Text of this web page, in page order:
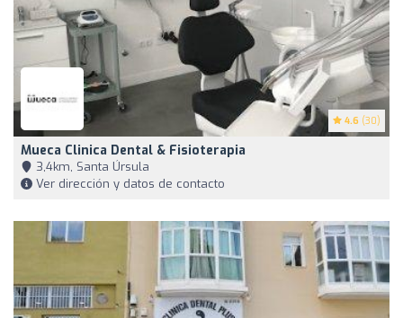
4.6 (30)
Mueca Clinica Dental & Fisioterapia
3,4km, Santa Úrsula
Ver dirección y datos de contacto